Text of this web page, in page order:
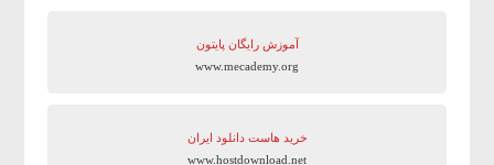
آموزش رایگان پایتون
www.mecademy.org
خرید هاست دانلود ایران
www.hostdownload.net